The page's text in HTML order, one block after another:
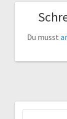
Du musst